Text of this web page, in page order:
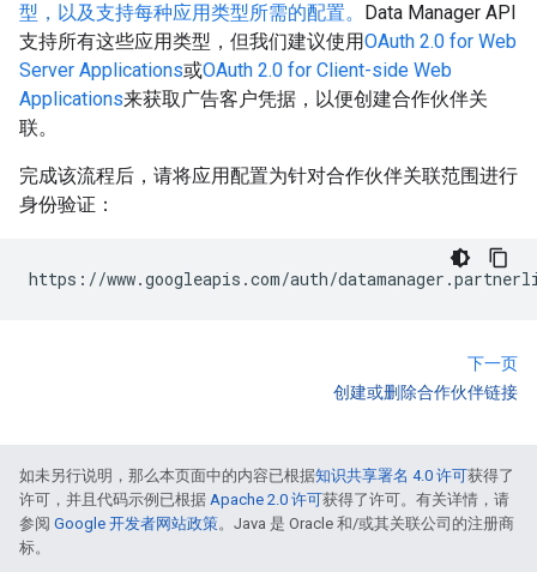
型，以及支持每种应用类型所需的配置。 Data Manager API
支持所有这些应用类型，但我们建议使用OAuth 2.0 for Web
Server Applications或OAuth 2.0 for Client-side Web
Applications来获取广告客户凭据，以便创建合作伙伴关
联。
完成该流程后，请将应用配置为针对合作伙伴关联范围进行
身份验证：
下一页
创建或删除合作伙伴链接
如未另行说明，那么本页面中的内容已根据知识共享署名 4.0 许可获得了
许可，并且代码示例已根据 Apache 2.0 许可获得了许可。有关详情，请
参阅 Google 开发者网站政策。Java 是 Oracle 和/或其关联公司的注册商
标。